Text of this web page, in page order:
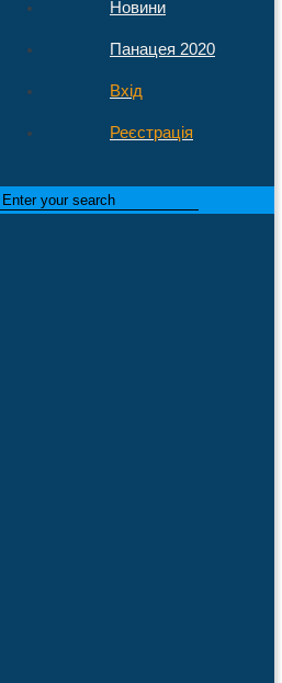
Новини
Панацея 2020
Вхід
Реєстрація